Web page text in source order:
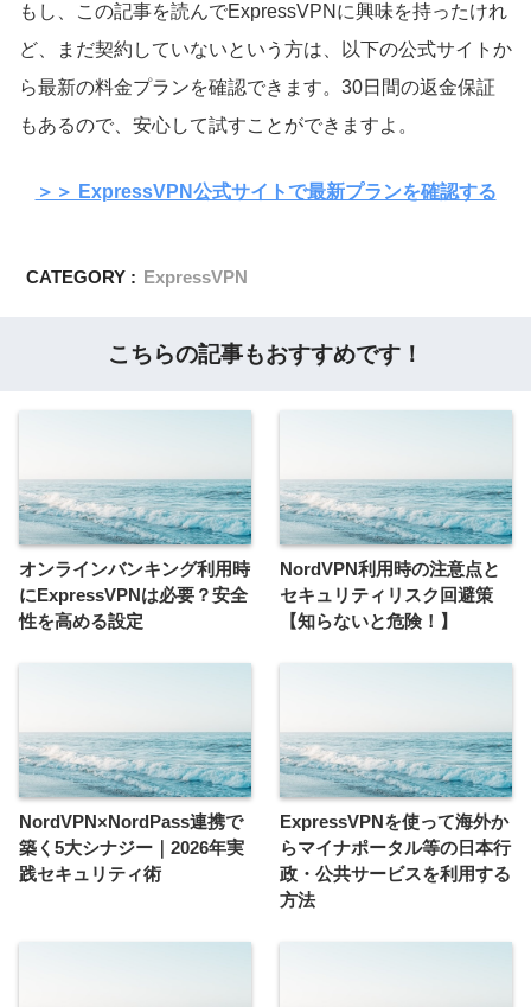
もし、この記事を読んでExpressVPNに興味を持ったけれ
ど、まだ契約していないという方は、以下の公式サイトか
ら最新の料金プランを確認できます。30日間の返金保証
もあるので、安心して試すことができますよ。
＞＞ ExpressVPN公式サイトで最新プランを確認する
CATEGORY : ExpressVPN
こちらの記事もおすすめです！
オンラインバンキング利用時
にExpressVPNは必要？安全
性を高める設定
NordVPN利用時の注意点と
セキュリティリスク回避策
【知らないと危険！】
NordVPN×NordPass連携で
築く5大シナジー｜2026年実
践セキュリティ術
ExpressVPNを使って海外か
らマイナポータル等の日本行
政・公共サービスを利用する
方法